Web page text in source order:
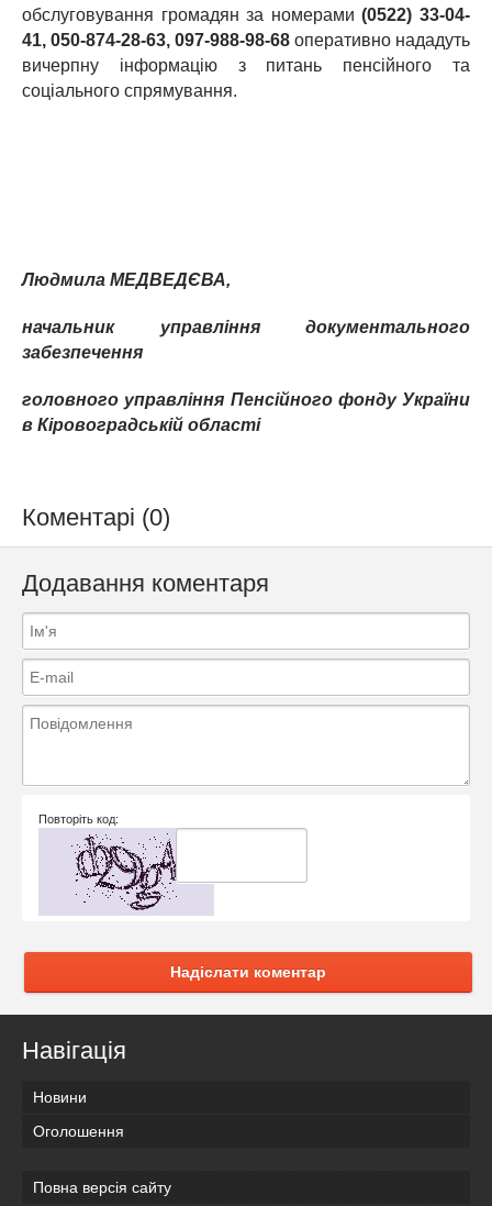
обслуговування громадян за номерами (0522) 33-04-
41, 050-874-28-63, 097-988-98-68 оперативно нададуть
вичерпну інформацію з питань пенсійного та
соціального спрямування.
Людмила МЕДВЕДЄВА,
начальник управління документального
забезпечення
головного управління Пенсійного фонду України
в Кіровоградській області
Коментарі (0)
Додавання коментаря
Повторіть код:
Надіслати коментар
Навігація
Новини
Оголошення
Повна версія сайту